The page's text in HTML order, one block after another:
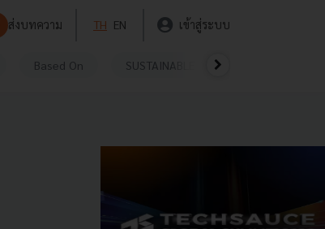
ส่งบทความ TH EN เข้าสู่ระบบ
Based On SUSTAINABLE